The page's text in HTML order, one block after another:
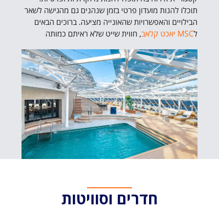
תוכלו להנות מועדון פרטי בזמן שנהנים גם מהגישה לשאר
הבילויים והאפשרויות שהאונייה מציעה. ברוכים הבאים
לMSC יאכט קלאב , חווית שייט שלא ראיתם כמותה
חדרים וסוויטות